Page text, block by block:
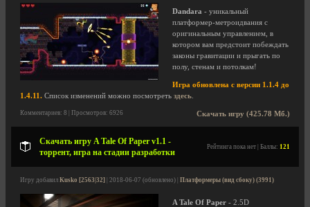
Dandara - уникальный
платформер-метроидвания с
оригинальным управлением, в
котором вам предстоит побеждать
законы гравитации и прыгать по
полу, стенам и потолкам!
Игра обновлена с версии 1.1.4 до
1.4.11. Список изменений можно посмотреть здесь
Скачать игру (425.78 Мб.)
Комментариев: 8 | Просмотров: 6926
Скачать игру A Tale Of Paper v1.1 -
торрент, игра на стадии разработки
Рейтинга пока нет | Баллы: 121
Игру добавил Kusko [2563|32] | 2018-06-07 (обновлено) | Платформеры (вид сбоку) (3991)
A Tale Of Paper - 2.5D